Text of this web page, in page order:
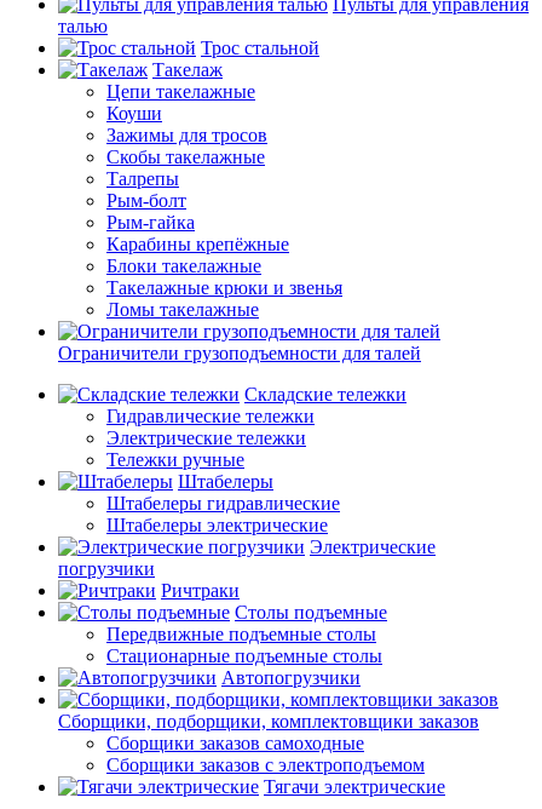
Пульты для управления
талью
Трос стальной
Такелаж
Цепи такелажные
Коуши
Зажимы для тросов
Скобы такелажные
Талрепы
Рым-болт
Рым-гайка
Карабины крепёжные
Блоки такелажные
Такелажные крюки и звенья
Ломы такелажные
Ограничители грузоподъемности для талей
Складские тележки
Гидравлические тележки
Электрические тележки
Тележки ручные
Штабелеры
Штабелеры гидравлические
Штабелеры электрические
Электрические
погрузчики
Ричтраки
Столы подъемные
Передвижные подъемные столы
Стационарные подъемные столы
Автопогрузчики
Сборщики, подборщики, комплектовщики заказов
Сборщики заказов самоходные
Сборщики заказов с электроподъемом
Тягачи электрические